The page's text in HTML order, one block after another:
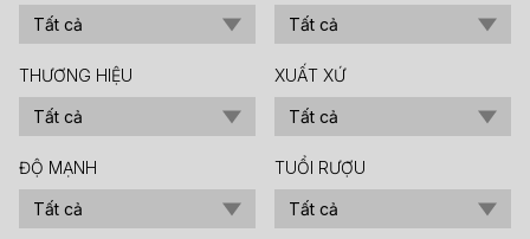
Tất cả Tất cả
THƯƠNG HIỆU
Tất cả
XUẤT XỨ
Tất cả
ĐỘ MẠNH
Tất cả
TUỔI RƯỢU
Tất cả